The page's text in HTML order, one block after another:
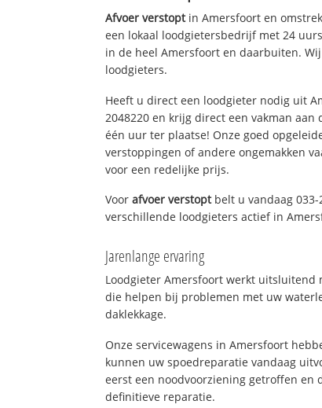
Afvoer verstoptin Amersfoort en
een lokaal loodgietersbedrijf met 24
in de heel Amersfoort en daarbuiten.
loodgieters.
Heeft u direct een loodgieter nodig uit
2048220 en krijg direct een vakman
één uur ter plaatse! Onze goed
verstoppingen of andere ongemakken
voor een redelijke prijs.
Voorafvoer verstoptbelt u vandaag 033-
verschillende loodgieters actief in
Jarenlange ervaring
Loodgieter Amersfoort werkt uitsluitend
die helpen bij problemen met uw
daklekkage.
Onze servicewagens in Amersfoort
kunnen uw spoedreparatie vandaag
eerst een noodvoorziening getroffen en
definitieve reparatie.